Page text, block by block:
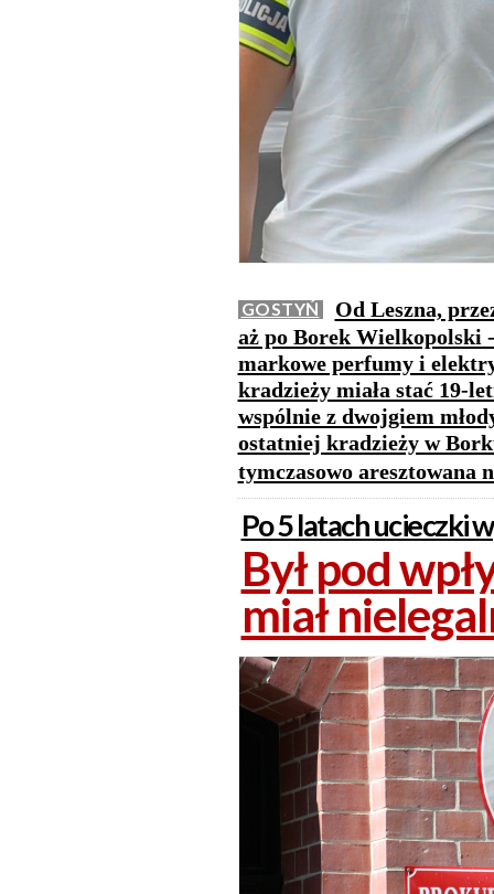
GOSTYŃ
Od Leszna,
aż po Borek Wielkopolski
markowe perfumy i
kradzieży miała stać 19-
wspólnie z dwojgiem
ostatniej kradzieży w
tymczasowo aresztowana
Po 5 latach ucieczki
Był pod
miał